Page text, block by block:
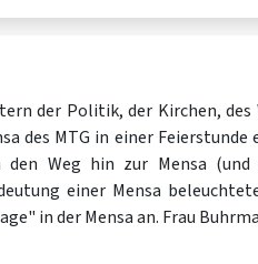
der Politik, der Kirchen,
des MTG in einer
Weg hin zur Mensa
einer Mensa
in der Mensa an. Frau